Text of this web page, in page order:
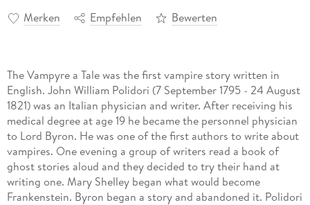
Merken Empfehlen Bewerten
The Vampyre a Tale was the first vampire story written in
English. John William Polidori (7 September 1795 - 24 August
1821) was an Italian physician and writer. After receiving his
medical degree at age 19 he became the personnel physician
to Lord Byron. He was one of the first authors to write about
vampires. One evening a group of writers read a book of
ghost stories aloud and they decided to try their hand at
writing one. Mary Shelley began what would become
Frankenstein. Byron began a story and abandoned it. Polidori